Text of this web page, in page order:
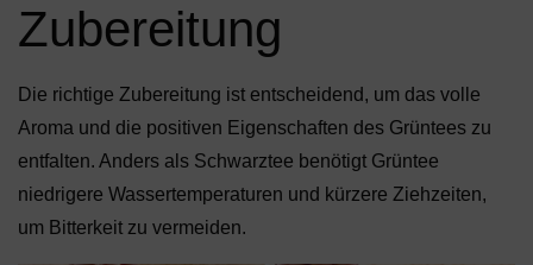
Zubereitung
Die richtige Zubereitung ist entscheidend, um das volle
Aroma und die positiven Eigenschaften des Grüntees zu
entfalten. Anders als Schwarztee benötigt Grüntee
niedrigere Wassertemperaturen und kürzere Ziehzeiten,
um Bitterkeit zu vermeiden.